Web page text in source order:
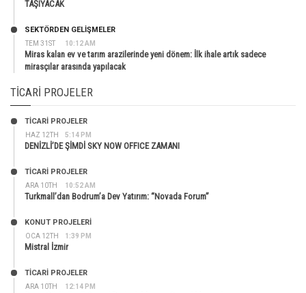
TAŞIYACAK
TEM 31ST 10:12 AM
SEKTÖRDEN GELIŞMELER
Miras kalan ev ve tarım arazilerinde yeni dönem: İlk ihale artık sadece
mirasçılar arasında yapılacak
TICARI PROJELER
HAZ 12TH 5:14 PM
TİCARİ PROJELER
DENİZLİ’DE ŞİMDİ SKY NOW OFFICE ZAMANI
ARA 10TH 10:52 AM
TİCARİ PROJELER
Turkmall’dan Bodrum’a Dev Yatırım: “Novada Forum”
OCA 12TH 1:39 PM
KONUT PROJELERI
Mistral İzmir
ARA 10TH 12:14 PM
TİCARİ PROJELER